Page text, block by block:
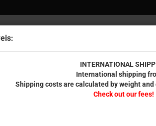
INTERNATIONAL
International shipping
Shipping costs are calculated by weight
Check out our fees!
FREUNDE GEDRUCKTES RESTPOSTEN